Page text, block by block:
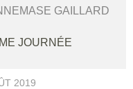
GAILLARD
JOURNÉE
2019